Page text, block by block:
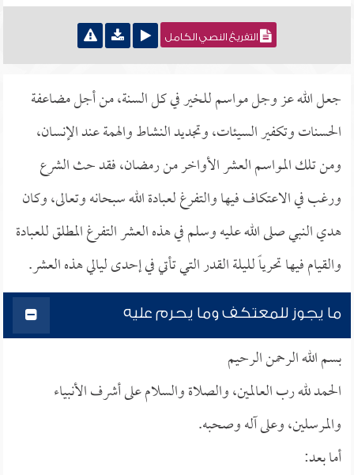
التفريغ النصي الكامل
جعل الله عز وجل مواسم للخير في كل السنة، من أجل مضاعفة
الحسنات وتكفير السيئات، وتجديد النشاط والهمة عند الإنسان،
ومن تلك المواسم العشر الأواخر من رمضان، فقد حث الشرع
ورغب في الاعتكاف فيها والتفرغ لعبادة الله سبحانه وتعالى، وكان
هدي النبي صلى الله عليه وسلم في هذه العشر التفرغ المطلق للعبادة
والقيام فيها تحرياً لليلة القدر التي تأتي في إحدى ليالي هذه العشر.
ما يجوز للمعتكف وما يحرم عليه
بسم الله الرحمن الرحيم
الحمد لله رب العالمين، والصلاة والسلام على أشرف الأنبياء
والمرسلين، وعلى آله وصحبه.
أما بعد: